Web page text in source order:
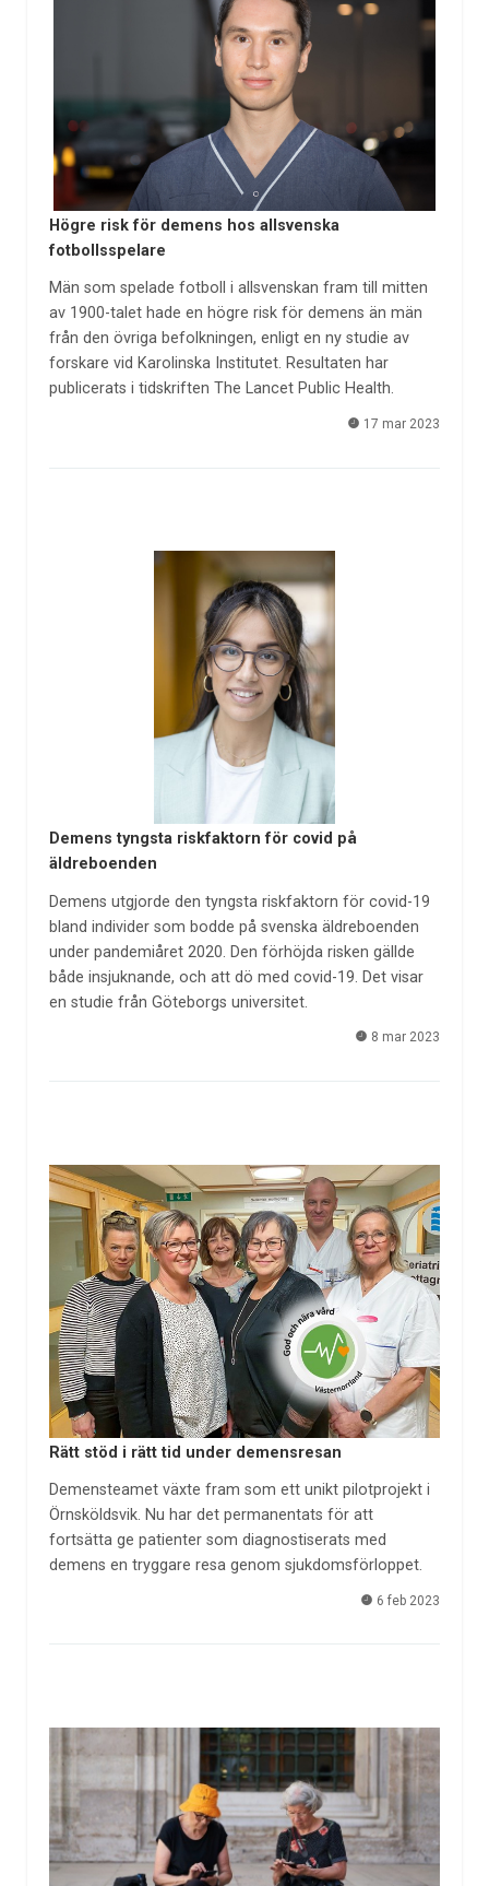
Högre risk för demens hos allsvenska
fotbollsspelare
Män som spelade fotboll i allsvenskan fram till mitten
av 1900-talet hade en högre risk för demens än män
från den övriga befolkningen, enligt en ny studie av
forskare vid Karolinska Institutet. Resultaten har
publicerats i tidskriften The Lancet Public Health.
17 mar 2023
Demens tyngsta riskfaktorn för covid på
äldreboenden
Demens utgjorde den tyngsta riskfaktorn för covid-19
bland individer som bodde på svenska äldreboenden
under pandemiåret 2020. Den förhöjda risken gällde
både insjuknande, och att dö med covid-19. Det visar
en studie från Göteborgs universitet.
8 mar 2023
Rätt stöd i rätt tid under demensresan
Demensteamet växte fram som ett unikt pilotprojekt i
Örnsköldsvik. Nu har det permanentats för att
fortsätta ge patienter som diagnostiserats med
demens en tryggare resa genom sjukdomsförloppet.
6 feb 2023